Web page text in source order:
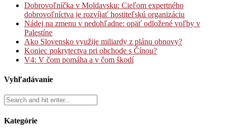
Dobrovoľníčka v Moldavsku: Cieľom expertného
dobrovoľníctva je rozvíjať hostiteľskú organizáciu
Nádej na zmenu v nedohľadne: opäť odložené voľby v
Palestíne
Ako Slovensko využije miliardy z plánu obnovy?
Koniec pokrytectva pri obchode s Čínou?
V4: V čom pomáha a v čom škodí
Vyhľadávanie
Kategórie